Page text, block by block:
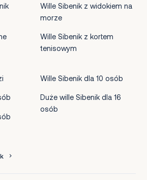
Wille Sibenik z widokiem na
morze
Wille Sibenik z kortem
tenisowym
Wille Sibenik dla 10 osób
Duże wille Sibenik dla 16
osób